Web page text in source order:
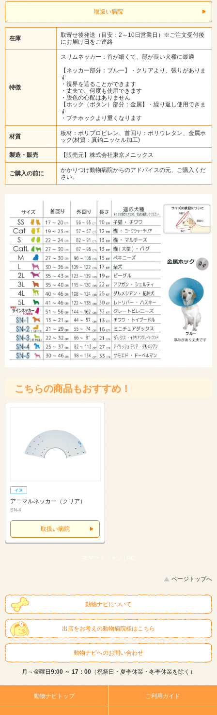
取扱い病院
在庫
取寄せ後発送（目安：2～10日営業日）※ご注文受付後
にお届け日をご連絡
特徴
スリムネッカー：首が細くて、顔が長い犬種に最適
【ネッカー部分：ブルー】・クリアより、張りがありま
す
・視界を遮ることができます
・丈夫で、何度も使用できます
・脱色の心配はありません
【ホック（ボタン）部分：金属】・繰り返し使用できま
す
・プチホックより重くなります
材質
板材：ポリプロピレン、首回り：ポリウレタン、金属ホ
ック(材質：真鍮ニッケル加工)
製造・販売 【販売元】株式会社東京メニックス
ご購入の前に
かかりつけ動物病院からのアドバイスの元、ご購入くだ
さい。
こちらの商品もおすすめ！
アニマルネッカー（クリア）
SN-4
取扱い病院
スマートフォン | PC
ページトップへ
動物ナビについて
出店をお考えの動物病院様はこちら
動物ナビへのお問い合わせ
月～金曜日9:00 ～ 17：00（祝祭日・夏季休業・冬季休業を除く）
動物ナビトップ ご利用ガイド